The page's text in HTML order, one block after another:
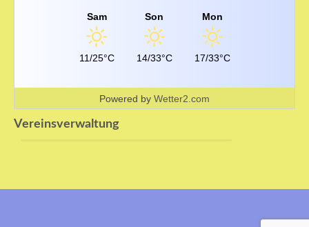
Mitgliederbereich
Sam
11/25°C
Son
14/33°C
Mon
17/33°C
Powered by Wetter2.com
Vereinsverwaltung